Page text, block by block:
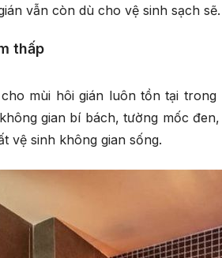
vẫn còn dù cho vệ sinh sạch sẽ.
thấp
mùi hôi gián luôn tồn tại trong
gian bí bách, tường mốc
vệ sinh không gian sống.